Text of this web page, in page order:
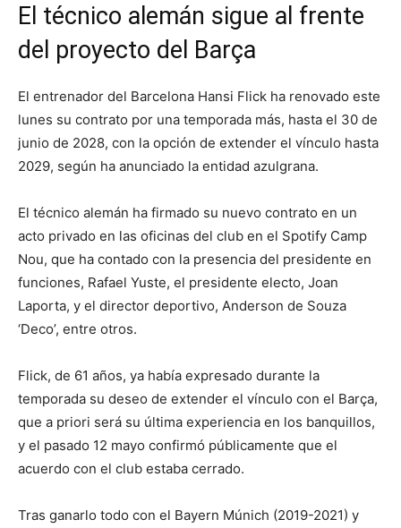
El técnico alemán sigue al frente
del proyecto del Barça
El entrenador del Barcelona Hansi Flick ha renovado este
lunes su contrato por una temporada más, hasta el 30 de
junio de 2028, con la opción de extender el vínculo hasta
2029, según ha anunciado la entidad azulgrana.
El técnico alemán ha firmado su nuevo contrato en un
acto privado en las oficinas del club en el Spotify Camp
Nou, que ha contado con la presencia del presidente en
funciones, Rafael Yuste, el presidente electo, Joan
Laporta, y el director deportivo, Anderson de Souza
‘Deco’, entre otros.
Flick, de 61 años, ya había expresado durante la
temporada su deseo de extender el vínculo con el Barça,
que a priori será su última experiencia en los banquillos,
y el pasado 12 mayo confirmó públicamente que el
acuerdo con el club estaba cerrado.
Tras ganarlo todo con el Bayern Múnich (2019-2021) y